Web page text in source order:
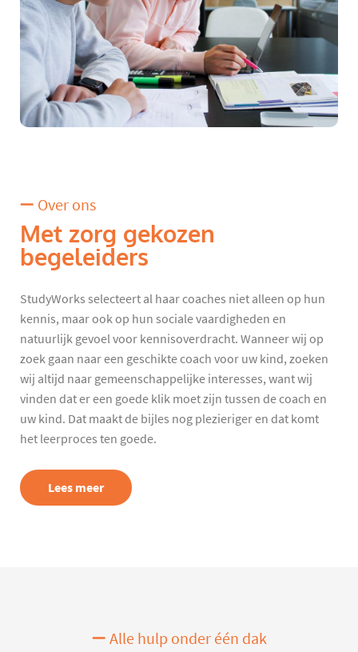
Over ons
Met zorg gekozen
begeleiders
StudyWorks selecteert al haar coaches niet alleen op hun
kennis, maar ook op hun sociale vaardigheden en
natuurlijk gevoel voor kennisoverdracht. Wanneer wij op
zoek gaan naar een geschikte coach voor uw kind, zoeken
wij altijd naar gemeenschappelijke interesses, want wij
vinden dat er een goede klik moet zijn tussen de coach en
uw kind. Dat maakt de bijles nog plezieriger en dat komt
het leerproces ten goede.
Lees meer
Alle hulp onder één dak